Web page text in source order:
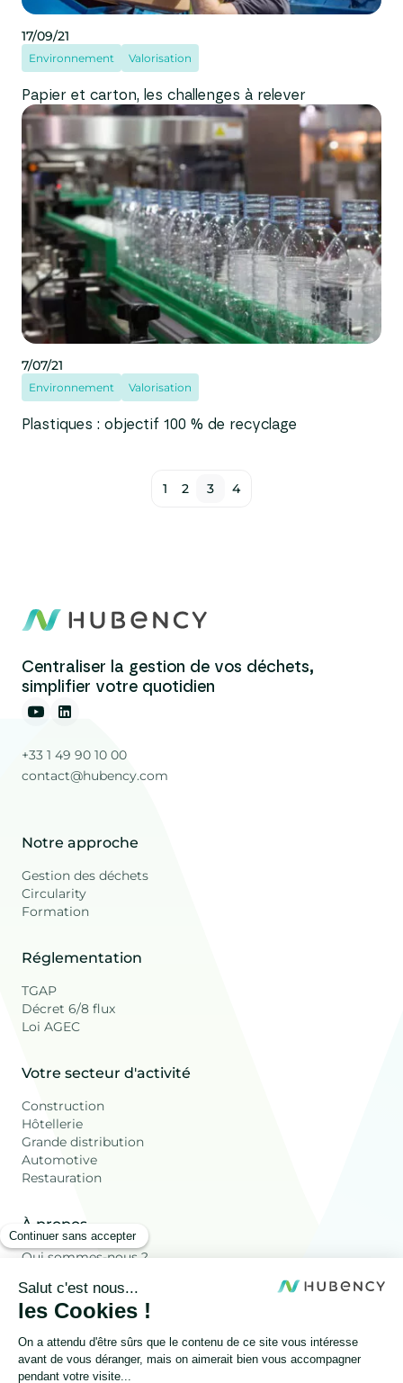
Environnement Valorisation
17/09/21
Papier et carton, les challenges à relever
Environnement Valorisation
7/07/21
Plastiques : objectif 100 % de recyclage
1 2 3 4
Centraliser la gestion de vos déchets,
simplifier votre quotidien
+33 1 49 90 10 00
contact@hubency.com
Notre approche
Gestion des déchets
Circularity
Formation
Réglementation
TGAP
Décret 6/8 flux
Loi AGEC
Votre secteur d'activité
Construction
Hôtellerie
Grande distribution
Automotive
Restauration
À propos
Qui sommes-nous ?
Ressources
Les déchets Valorisés
Blog
FAQ